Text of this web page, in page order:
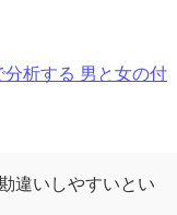
分析する 男と女の付
違いしやすいとい